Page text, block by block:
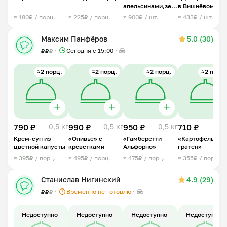
≈ 180₽ / порц. ≈ 225₽ / порц.
апельсинами,зеленью,мидиями
и пармезаном
≈ 900₽ / шт.
в Вишнёвом
ликере с козьим
≈ 433₽ / шт.
Максим Панфёров 5.0 (30)
₽₽₽ Сегодня с 15:00 —
≈2 порц.
790 ₽ 0,5 кг
Крем-суп из
цветной капусты
≈ 395₽ / порц.
≈2 порц.
990 ₽ 0,5 кг
«Оливье» с
креветками
≈ 495₽ / порц.
≈2 порц.
950 ₽ 0,5 кг
«Гамберетти
Альфорно»
≈ 475₽ / порц.
≈2 порц.
710 ₽
«Картофельный
гратен»
≈ 355₽ / порц.
Станислав Нигинский 4.9 (29)
₽₽₽ Временно не готовлю —
Недоступно Недоступно Недоступно Недоступно